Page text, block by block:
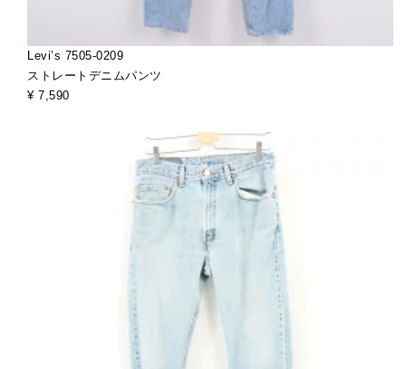
Levi’s 7505-0209
ストレートデニムパンツ
¥ 7,590